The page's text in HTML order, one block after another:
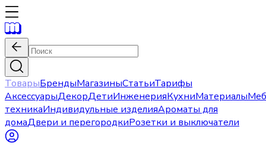
ТоварыБрендыМагазиныСтатьиТарифы
АксессуарыДекорДетиИнженерияКухниМатериалы
техникаИндивидульные изделияАроматы для
домаДвери и перегородкиРозетки и выключатели